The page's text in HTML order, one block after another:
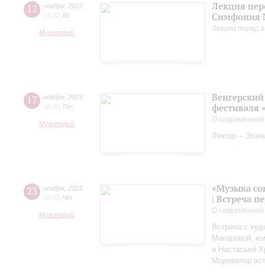
12 ноября 2023
18:30 Вс
Музиторий
Лекция
Симфония
Лекции перед
17 ноября 2023
18:00 Пт
Музиторий
фестиваля
О
Лектор –
23 ноября 2023
18:00 Чт
Музиторий
«Музыка
| Встреча
О
Встреча с
Макаровой,
и Настасьей
Модератор